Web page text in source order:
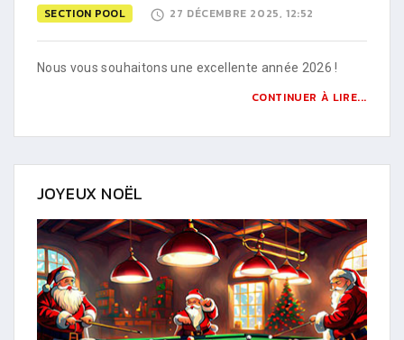
SECTION POOL 27 DÉCEMBRE 2025, 12:52
Nous vous souhaitons une excellente année 2026 !
CONTINUER À LIRE...
JOYEUX NOËL